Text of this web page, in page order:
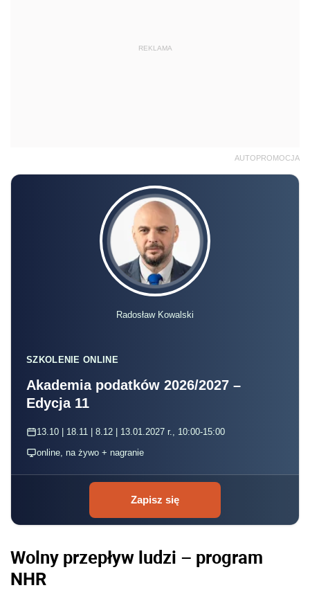
REKLAMA
AUTOPROMOCJA
Radosław Kowalski
SZKOLENIE ONLINE
Akademia podatków 2026/2027 –
Edycja 11
13.10 | 18.11 | 8.12 | 13.01.2027 r., 10:00-15:00
online, na żywo + nagranie
Zapisz się
Wolny przepływ ludzi – program
NHR